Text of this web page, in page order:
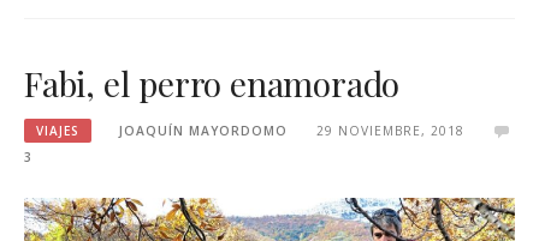
Fabi, el perro enamorado
VIAJES JOAQUÍN MAYORDOMO
29 NOVIEMBRE, 2018
3